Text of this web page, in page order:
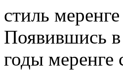
стиль
Появившись
годы меренге